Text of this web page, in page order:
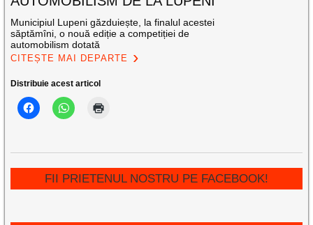
Municipiul Lupeni găzduiește, la finalul acestei
săptămîni, o nouă ediție a competiției de
automobilism dotată
CITEȘTE MAI DEPARTE
Distribuie acest articol
FII PRIETENUL NOSTRU PE FACEBOOK!